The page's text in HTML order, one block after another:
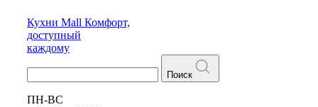
Кухни Mall Комфорт,
доступный
каждому
Поиск
ПН-ВС